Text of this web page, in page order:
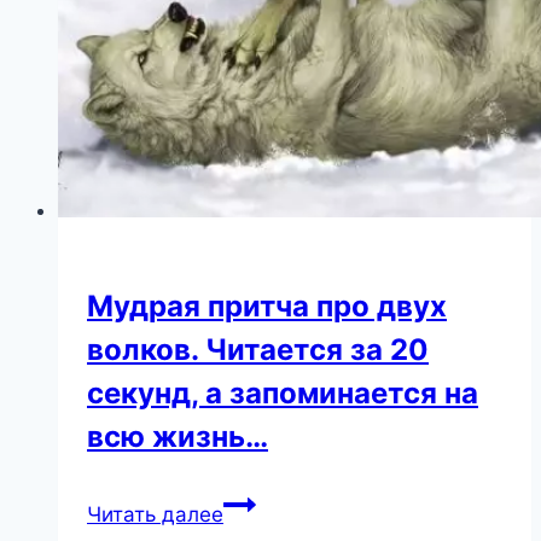
Мудрая притча про двух
волков. Читается за 20
секунд, а запоминается на
всю жизнь…
Читать далееМудрая